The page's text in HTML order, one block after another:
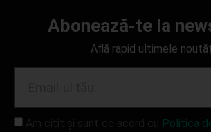
Abonează-te la
Află rapid ultimele
Politica